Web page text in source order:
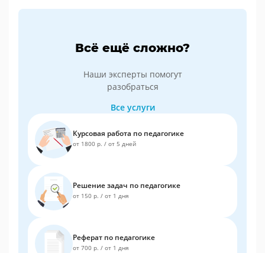
Всё ещё сложно?
Наши эксперты помогут
разобраться
Все услуги
Курсовая работа по педагогике
от 1800 р. / от 5 дней
Решение задач по педагогике
от 150 р. / от 1 дня
Реферат по педагогике
от 700 р. / от 1 дня